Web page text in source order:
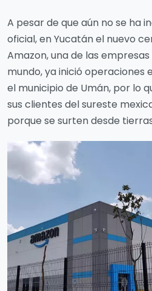
A pesar de que aún no se ha
oficial, en Yucatán el nuevo
Amazon, una de las
mundo, ya inició operaciones
el municipio de Umán, por lo
sus clientes del sureste
porque se surten desde